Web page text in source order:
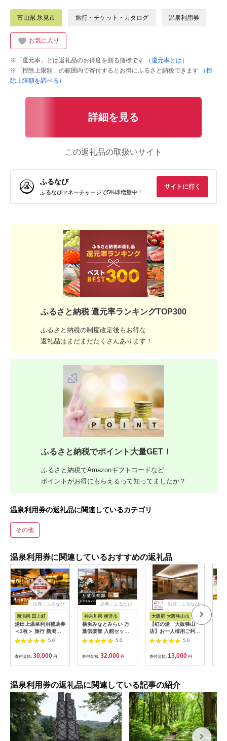
富山県 氷見市 旅行・チケット・カタログ 温泉利用券
お気に入り
※「還元率」とは返礼品のお得度を測る指標です
（還元率とは）
※「控除上限額」の範囲内で寄付するとお得にふるさと納税できます
（控
除上限額を調べる）
詳細を見る
この返礼品の取扱いサイト
ふるなび
ふるなびマネーチャージで5%即増量中！
サイトに行く
ふるさと納税 還元率ランキングTOP300
ふるさと納税の制度改定後もお得な
返礼品はまだまだたくさんあります！
ふるさと納税でポイント大量GET！
ふるさと納税でAmazonギフトコードなど
ポイントがお得にもらえるって知ってましたか？
温泉利用券の返礼品に関連しているカテゴリ
その他
温泉利用券に関連しているおすすめの返礼品
出典：ふるなび
新潟県 田上町
湯田上温泉利用補助券
＜3枚＞ 旅行 新潟県
田上町
5.0
寄付金額: 30,000 円
出典：ふるなび
神奈川県 横浜市
横浜みなとみらい 万
葉倶楽部 入館セット
（お食事券＋マッサー
ジ券付き）｜温泉 夜
景 露天風呂 利用券
AJL0002
5.0
寄付金額: 32,000 円
出典：ふるなび
大阪府 大阪狭山市
【虹の湯 大阪狭山
店】お一人様用ご利用
券（5枚） No.125
5.0
寄付金額: 13,000 円
温泉利用券の返礼品に関連している記事の紹介